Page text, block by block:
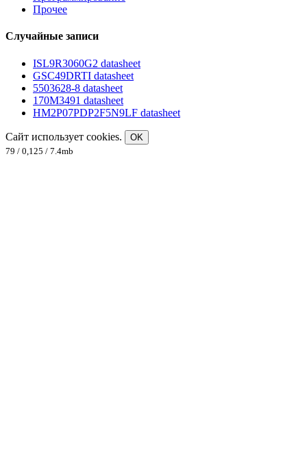
Прочее
Случайные записи
ISL9R3060G2 datasheet
GSC49DRTI datasheet
5503628-8 datasheet
170M3491 datasheet
HM2P07PDP2F5N9LF datasheet
Сайт использует cookies.
OK
79 / 0,125 / 7.4mb